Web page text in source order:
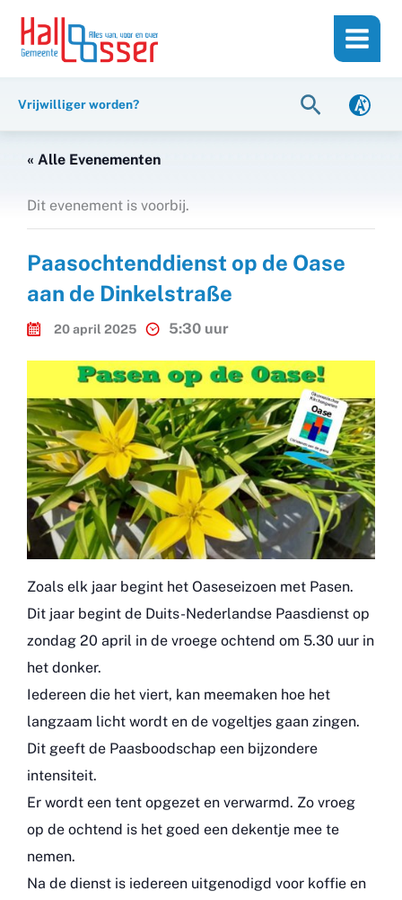
inhoud
naar
Vrijwilliger worden? Zoeken
« Alle Evenementen
Dit evenement is voorbij.
Paasochtenddienst op de Oase
aan de Dinkelstraße
20 april 2025 5:30 uur
Zoals elk jaar begint het Oaseseizoen met Pasen.
Dit jaar begint de Duits-Nederlandse Paasdienst op
zondag 20 april in de vroege ochtend om 5.30 uur in
het donker.
Iedereen die het viert, kan meemaken hoe het
langzaam licht wordt en de vogeltjes gaan zingen.
Dit geeft de Paasboodschap een bijzondere
intensiteit.
Er wordt een tent opgezet en verwarmd. Zo vroeg
op de ochtend is het goed een dekentje mee te
nemen.
Na de dienst is iedereen uitgenodigd voor koffie en